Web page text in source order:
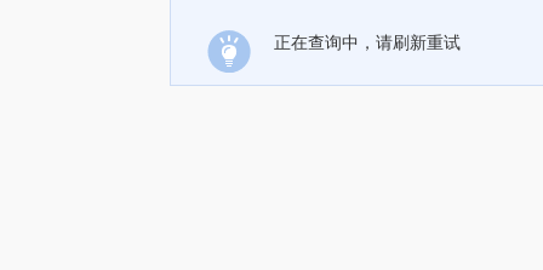
正在查询中，请刷新重试